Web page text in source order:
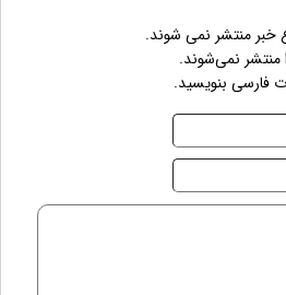
خبر منتشر نمی شوند.
منتشر نمی‌شوند.
فارسی بنویسید.